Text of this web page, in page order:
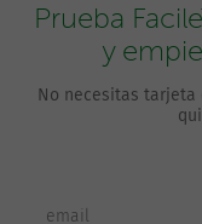
Prueba
y
No necesitas tarjeta